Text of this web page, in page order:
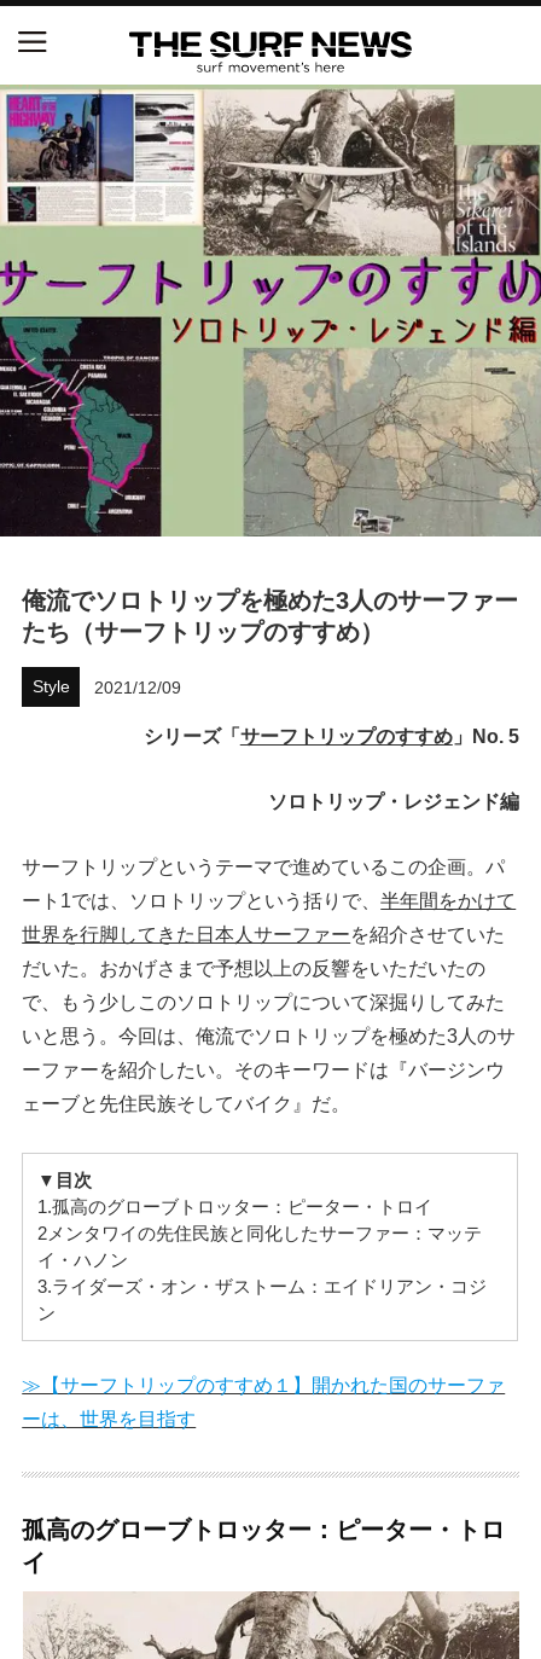
俺流でソロトリップを極めた3人のサーファー
たち（サーフトリップのすすめ）
Style 2021/12/09
シリーズ「サーフトリップのすすめ」No. 5
ソロトリップ・レジェンド編
サーフトリップというテーマで進めているこの企画。パ
ート1では、ソロトリップという括りで、半年間をかけて
世界を行脚してきた日本人サーファーを紹介させていた
だいた。おかげさまで予想以上の反響をいただいたの
で、もう少しこのソロトリップについて深掘りしてみた
いと思う。今回は、俺流でソロトリップを極めた3人のサ
ーファーを紹介したい。そのキーワードは『バージンウ
ェーブと先住民族そしてバイク』だ。
▼目次
1.孤高のグローブトロッター：ピーター・トロイ
2メンタワイの先住民族と同化したサーファー：マッテ
イ・ハノン
3.ライダーズ・オン・ザストーム：エイドリアン・コジ
ン
≫【サーフトリップのすすめ１】開かれた国のサーファ
ーは、世界を目指す
孤高のグローブトロッター：ピーター・トロ
イ
NSAと茅ヶ崎市が包括連携協定を締結 自治体との
協定は全国初、サーフィンを軸に地域活性化へ
【五十嵐カノア独占インタビュー】旧友レオ、ジャ
ックとの豪華プライベートセッション
S.ONE ショート＆ロング開幕戦・現地リポート（高
橋みなと）
製品情報
特集
試合
ホリデースタイル
ウェストジャパン
イベント・リリース
FOLLOW US ON